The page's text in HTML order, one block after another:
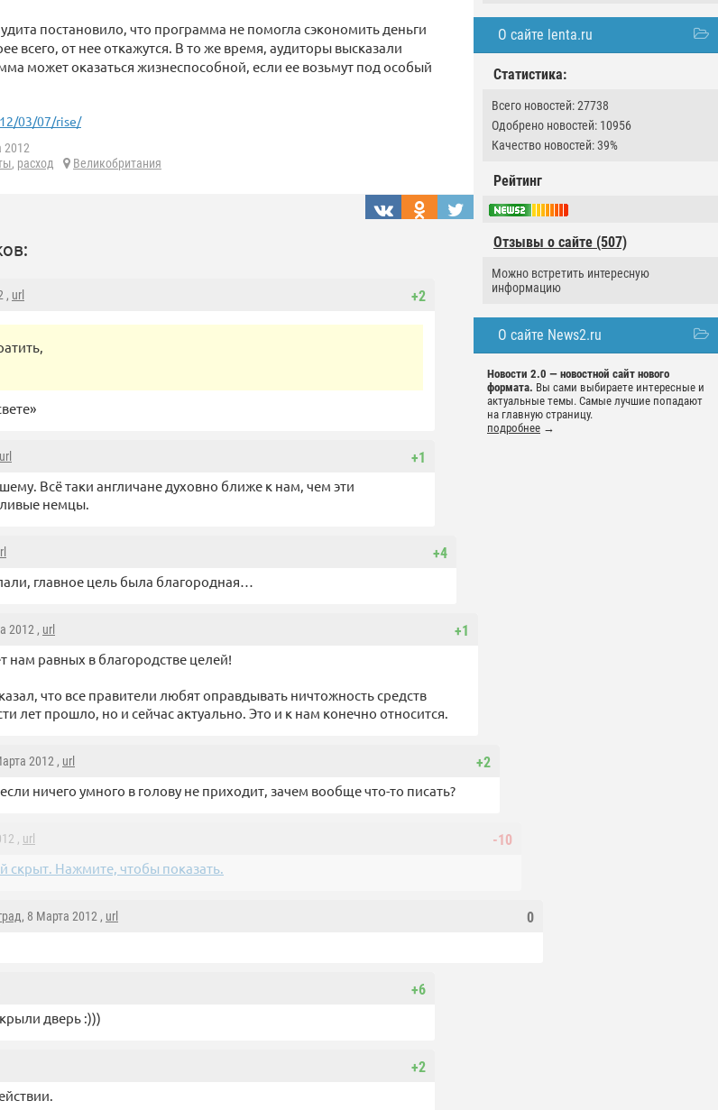
О сайте lenta.ru
Статистика:
Всего новостей: 27738
Одобрено новостей: 10956
Качество новостей: 39%
Рейтинг
Отзывы о сайте (507)
Можно встретить интересную
информацию
О сайте News2.ru
Новости 2.0 — новостной сайт нового
формата. Вы сами выбираете интересные и
актуальные темы. Самые лучшие попадают
на главную страницу.
подробнее →
постановило, что программа не помогла сэкономить деньги
всего, от нее откажутся. В то же время, аудиторы высказали
может оказаться жизнеспособной, если ее возьмут под особый
03/07/rise/
2012
, расход
Великобритания
+2
, url
+1
url
Всё таки англичане духовно ближе к нам, чем эти
немцы.
+4
главное цель была благородная…
+1
2012 , url
нам равных в благородстве целей!
что все правители любят оправдывать ничтожность средств
лет прошло, но и сейчас актуально. Это и к нам конечно относится.
+2
2012 , url
ничего умного в голову не приходит, зачем вообще что-то писать?
-10
, url
скрыт. Нажмите, чтобы показать.
0
, 8 Марта 2012 , url
+6
дверь :)))
+2